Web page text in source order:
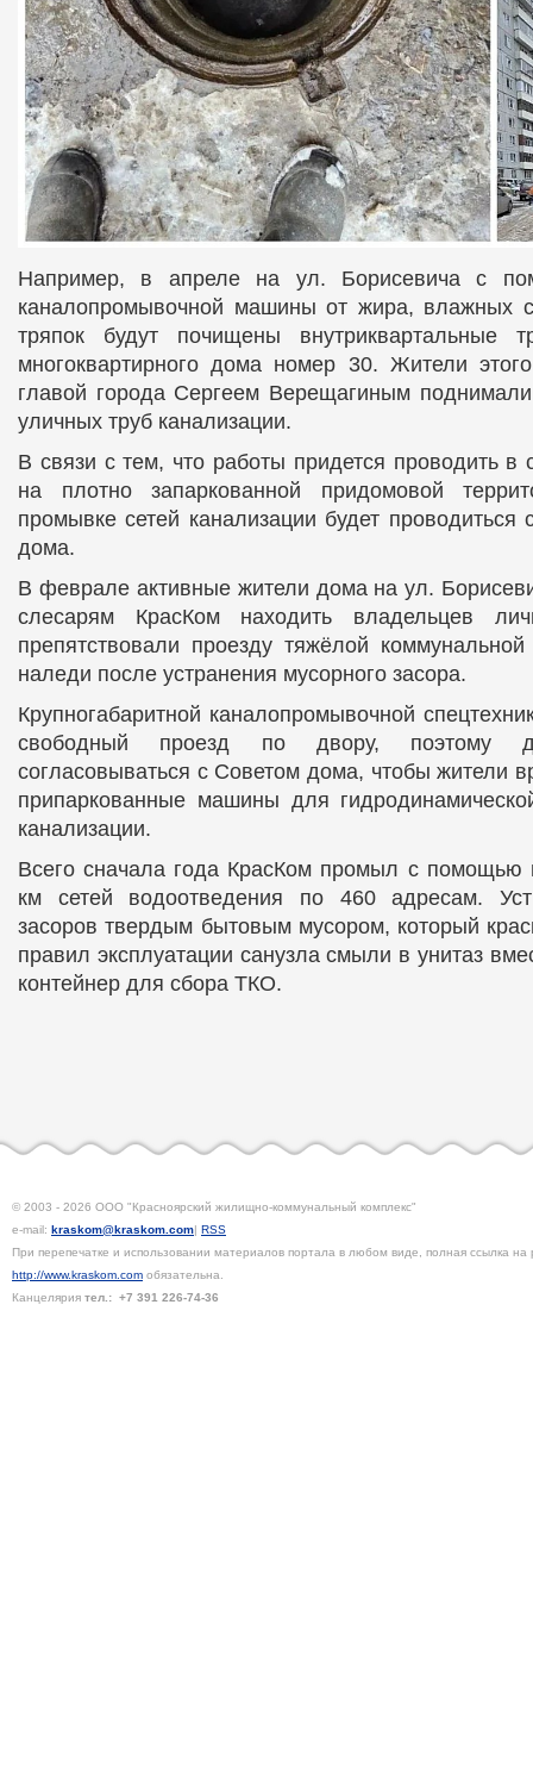
Например, в апреле на ул. Борисевича с
каналопромывочной машины от жира, влажных
тряпок будут почищены внутриквартальные
многоквартирного дома номер 30. Жители
главой города Сергеем Верещагиным
уличных труб канализации.
В связи с тем, что работы придется проводить в
на плотно запаркованной придомовой
промывке сетей канализации будет проводиться
дома.
В феврале активные жители дома на ул.
слесарям КрасКом находить владельцев
препятствовали проезду тяжёлой
наледи после устранения мусорного засора.
Крупногабаритной каналопромывочной
свободный проезд по двору, поэтому
согласовываться с Советом дома, чтобы жители
припаркованные машины для
канализации.
Всего сначала года КрасКом промыл с
км сетей водоотведения по 460 адресам.
засоров твердым бытовым мусором, который
правил эксплуатации санузла смыли в унитаз
контейнер для сбора ТКО.
© 2003 - 2026 ООО "Красноярский жилищно-коммунальный комплекс"
e-mail: kraskom@kraskom.com| RSS
При перепечатке и использовании материалов портала в любом виде, полная ссылка на
http://www.kraskom.com обязательна.
Канцелярия тел.: +7 391 226-74-36